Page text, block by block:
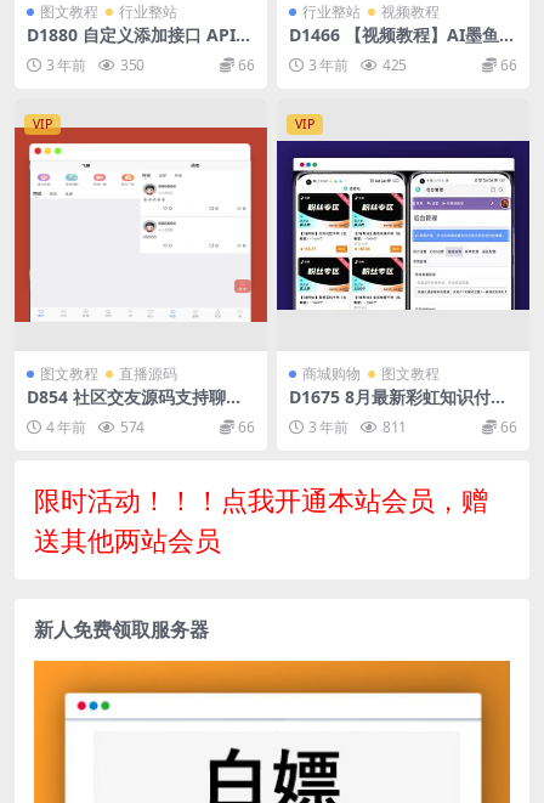
图文教程 行业整站
D1880 自定义添加接口 API后
台管理系统源码
3 年前 350 66
行业整站 视频教程
D1466 【视频教程】AI墨鱼人
工智能导航java源码 带数据
3 年前 425 66
VIP
图文教程 直播源码
D854 社区交友源码支持聊天
私聊-礼物系统-直播系统-缘分
匹配 搭建教程
4 年前 574 66
VIP
商城购物 图文教程
D1675 8月最新彩虹知识付费
商城源码 V3.4
3 年前 811 66
限时活动！！！点我开通本站会员，赠
送其他两站会员
新人免费领取服务器